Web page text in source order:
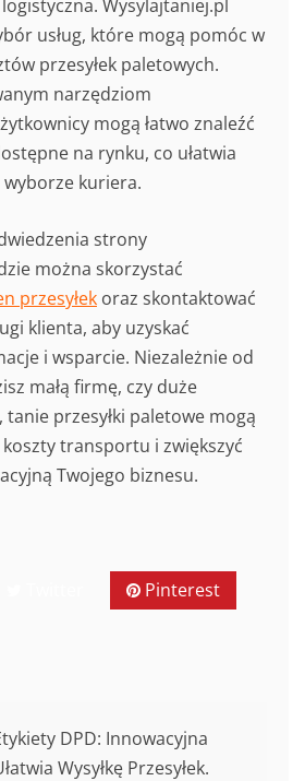
Wysylajtaniej.pl
usług, które mogą pomóc w
przesyłek paletowych.
narzędziom
mogą łatwo znaleźć
na rynku, co ułatwia
kuriera.
strony
można skorzystać
przesyłek oraz skontaktować
klienta, aby uzyskać
i wsparcie. Niezależnie od
małą firmę, czy duże
przesyłki paletowe mogą
transportu i zwiększyć
Twojego biznesu.
Pinterest
DPD: Innowacyjna
Wysyłkę Przesyłek.